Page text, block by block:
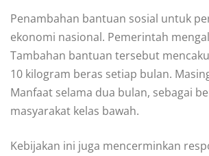
Penambahan bantuan sosial untuk
ekonomi nasional. Pemerintah
Tambahan bantuan tersebut
10 kilogram beras setiap bulan.
Manfaat selama dua bulan, sebagai
masyarakat kelas bawah.
Kebijakan ini juga mencerminkan